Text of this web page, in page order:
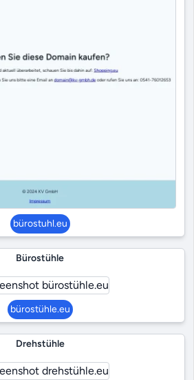
bürostuhl.eu
Bürostühle
bürostühle.eu
Drehstühle